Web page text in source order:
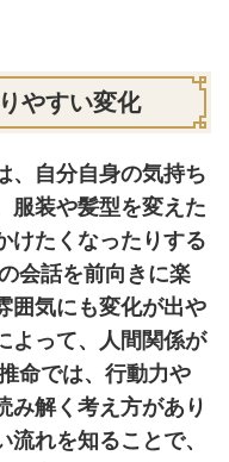
やすい変化
、自分自身の気持ち
服装や髪型を変えた
けたくなったりする
会話を前向きに楽
囲気にも変化が出や
よって、人間関係が
命では、行動力や
み解く考え方があり
れを知ることで、